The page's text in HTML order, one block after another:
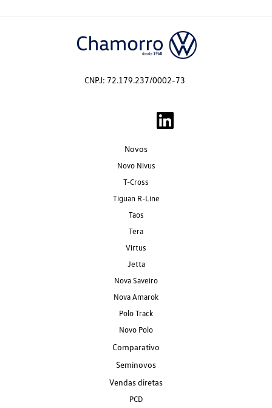
CNPJ: 72.179.237/0002-73
Novos
Novo Nivus
T-Cross
Tiguan R-Line
Taos
Tera
Virtus
Jetta
Nova Saveiro
Nova Amarok
Polo Track
Novo Polo
Comparativo
Seminovos
Vendas diretas
PCD